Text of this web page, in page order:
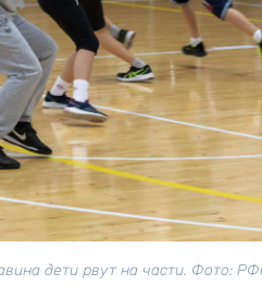
дети рвут на части. Фото: